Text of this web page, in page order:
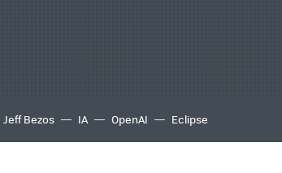
Jeff Bezos IA OpenAI Eclipse